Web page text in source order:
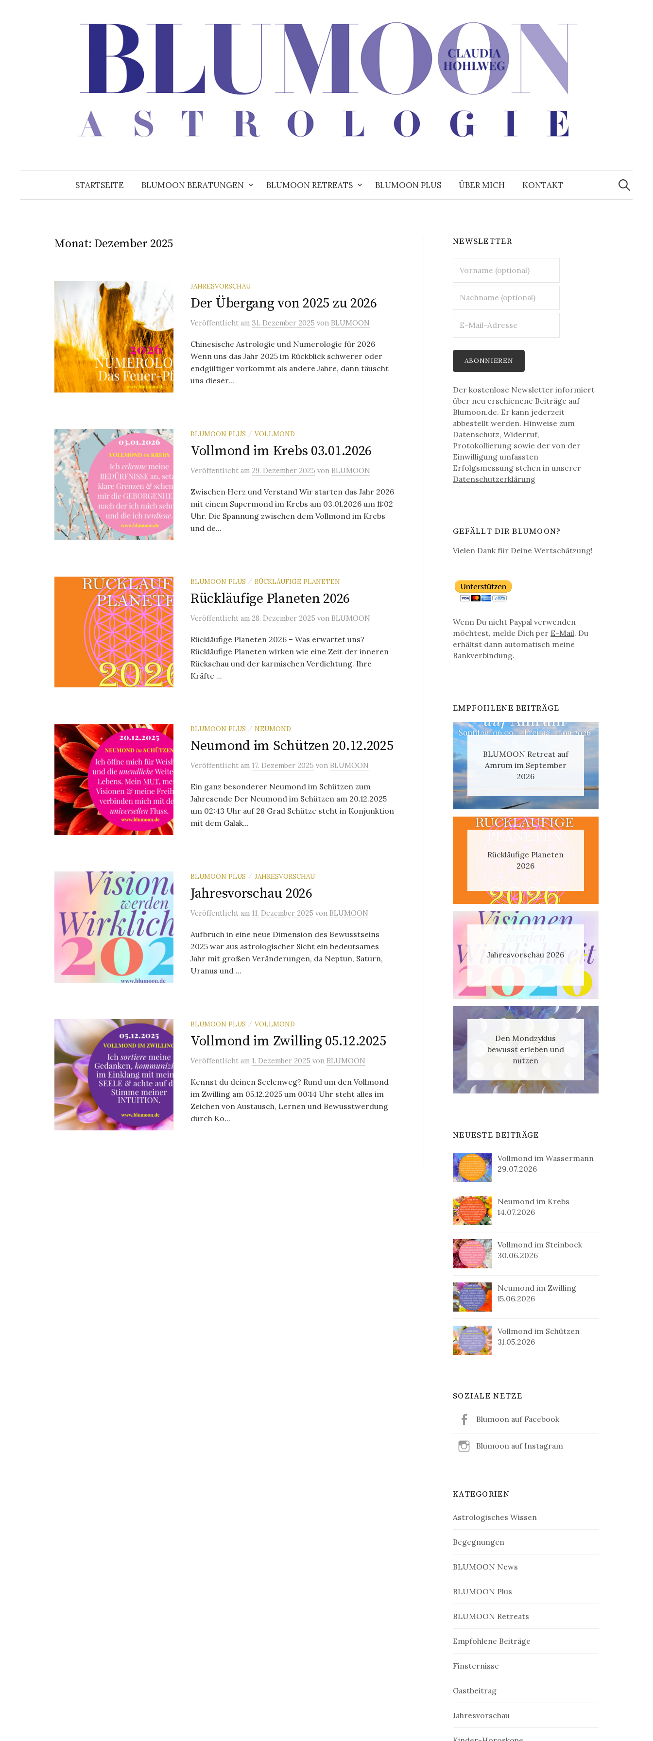
STARTSEITE BLUMOON BERATUNGEN BLUMOON RETREATS BLUMOON PLUS ÜBER MICH KONTAKT
Suchen
nach:
Monat: Dezember 2025
JAHRESVORSCHAU
Der Übergang von 2025 zu 2026
Veröffentlicht am 31. Dezember 2025 von BLUMOON
Chinesische Astrologie und Numerologie für 2026
Wenn uns das Jahr 2025 im Rückblick schwerer oder
endgültiger vorkommt als andere Jahre, dann täuscht
uns dieser...
BLUMOON PLUS / VOLLMOND
Vollmond im Krebs 03.01.2026
Veröffentlicht am 29. Dezember 2025 von BLUMOON
Zwischen Herz und Verstand Wir starten das Jahr 2026
mit einem Supermond im Krebs am 03.01.2026 um 11:02
Uhr. Die Spannung zwischen dem Vollmond im Krebs
und de...
BLUMOON PLUS / RÜCKLÄUFIGE PLANETEN
Rückläufige Planeten 2026
Veröffentlicht am 28. Dezember 2025 von BLUMOON
Rückläufige Planeten 2026 – Was erwartet uns?
Rückläufige Planeten wirken wie eine Zeit der inneren
Rückschau und der karmischen Verdichtung. Ihre
Kräfte ...
BLUMOON PLUS / NEUMOND
Neumond im Schützen 20.12.2025
Veröffentlicht am 17. Dezember 2025 von BLUMOON
Ein ganz besonderer Neumond im Schützen zum
Jahresende Der Neumond im Schützen am 20.12.2025
um 02:43 Uhr auf 28 Grad Schütze steht in Konjunktion
mit dem Galak...
BLUMOON PLUS / JAHRESVORSCHAU
Jahresvorschau 2026
Veröffentlicht am 11. Dezember 2025 von BLUMOON
Aufbruch in eine neue Dimension des Bewusstseins
2025 war aus astrologischer Sicht ein bedeutsames
Jahr mit großen Veränderungen, da Neptun, Saturn,
Uranus und ...
BLUMOON PLUS / VOLLMOND
Vollmond im Zwilling 05.12.2025
Veröffentlicht am 1. Dezember 2025 von BLUMOON
Kennst du deinen Seelenweg? Rund um den Vollmond
im Zwilling am 05.12.2025 um 00:14 Uhr steht alles im
Zeichen von Austausch, Lernen und Bewusstwerdung
durch Ko...
NEWSLETTER
Der kostenlose Newsletter informiert
über neu erschienene Beiträge auf
Blumoon.de. Er kann jederzeit
abbestellt werden. Hinweise zum
Datenschutz, Widerruf,
Protokollierung sowie der von der
Einwilligung umfassten
Erfolgsmessung stehen in unserer
Datenschutz­erklärung
GEFÄLLT DIR BLUMOON?
Vielen Dank für Deine Wertschätzung!
Wenn Du nicht Paypal verwenden
möchtest, melde Dich per E-Mail. Du
erhältst dann automatisch meine
Bankverbindung.
EMPFOHLENE BEITRÄGE
BLUMOON Retreat auf
Amrum im September
2026
Rückläufige Planeten
2026
Jahresvorschau 2026
Den Mondzyklus
bewusst erleben und
nutzen
NEUESTE BEITRÄGE
Vollmond im Wassermann
29.07.2026
Neumond im Krebs
14.07.2026
Vollmond im Steinbock
30.06.2026
Neumond im Zwilling
15.06.2026
Vollmond im Schützen
31.05.2026
SOZIALE NETZE
Blumoon auf Facebook
Blumoon auf Instagram
KATEGORIEN
Astrologisches Wissen
Begegnungen
BLUMOON News
BLUMOON Plus
BLUMOON Retreats
Empfohlene Beiträge
Finsternisse
Gastbeitrag
Jahresvorschau